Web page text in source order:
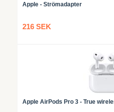
Apple - Strömadapter
216 SEK
Apple AirPods Pro 3 - True